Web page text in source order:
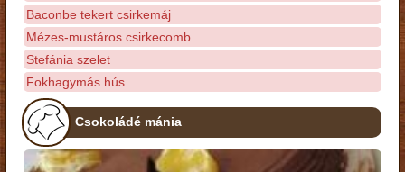
Baconbe tekert csirkemáj
Mézes-mustáros csirkecomb
Stefánia szelet
Fokhagymás hús
Csokoládé mánia